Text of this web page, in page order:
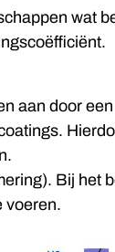
wat
aan door
Bij het
voeren.